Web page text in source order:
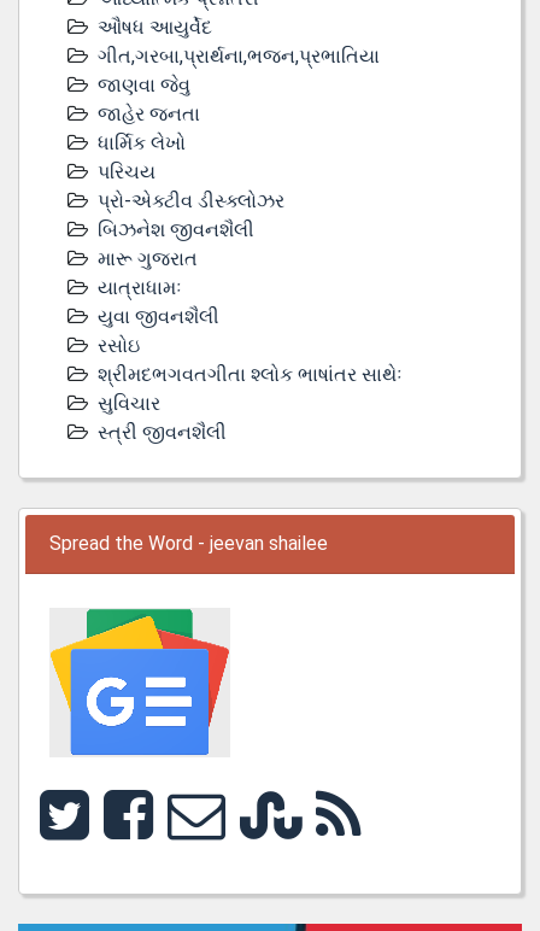
ઔષધ આયુર્વેદ
ગીત,ગરબા,પ્રાર્થના,ભજન,પ્રભાતિયા
જાણવા જેવુ
જાહેર જનતા
ધાર્મિક લેખો
પરિચય
પ્રો-એક્ટીવ ડીસ્‍ક્લોઝર
બિઝનેશ જીવનશૈલી
મારૂ ગુજરાત
યાત્રાધામઃ
યુવા જીવનશૈલી
રસોઇ
શ્રીમદભગવતગીતા શ્લોક ભાષાંતર સાથેઃ
સુવિચાર
સ્ત્રી જીવનશૈલી
Spread the Word - jeevan shailee